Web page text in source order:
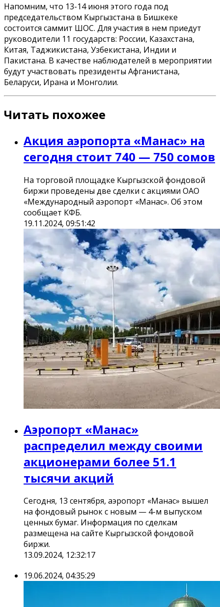
Напомним, что 13-14 июня этого года под
председательством Кыргызстана в Бишкеке
состоится саммит ШОС. Для участия в нем приедут
руководители 11 государств: России, Казахстана,
Китая, Таджикистана, Узбекистана, Индии и
Пакистана. В качестве наблюдателей в мероприятии
будут участвовать президенты Афганистана,
Беларуси, Ирана и Монголии.
Читать похожее
Акция аэропорта «Манас» на
сегодня стоит 740 — 750 сомов
На торговой площадке Кыргызской фондовой
биржи проведены две сделки с акциями ОАО
«Международный аэропорт «Манас». Об этом
сообщает КФБ.
19.11.2024, 09:51:42
Аэропорт «Манас»
распределил между своими
акционерами более 51.1
тысячи акций
Сегодня, 13 сентября, аэропорт «Манас» вышел
на фондовый рынок с новым — 4-м выпуском
ценных бумаг. Информация по сделкам
размещена на сайте Кыргызской фондовой
биржи.
13.09.2024, 12:32:17
19.06.2024, 04:35:29